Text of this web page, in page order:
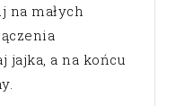
na małych
jajka, a na końcu